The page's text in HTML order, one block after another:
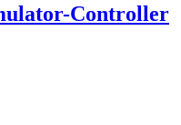
Controller